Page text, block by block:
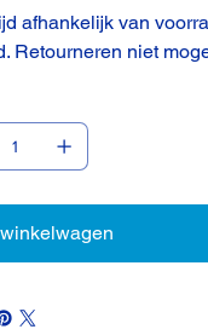
afhankelijk van
Retourneren niet